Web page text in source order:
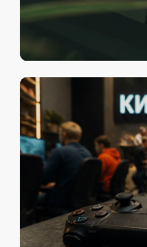
сегодня, 17:28
Программа